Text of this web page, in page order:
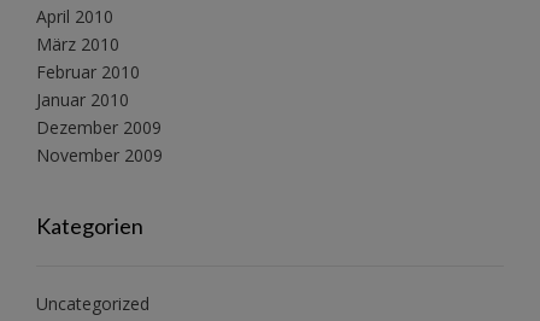
April 2010
März 2010
Februar 2010
Januar 2010
Dezember 2009
November 2009
Kategorien
Uncategorized